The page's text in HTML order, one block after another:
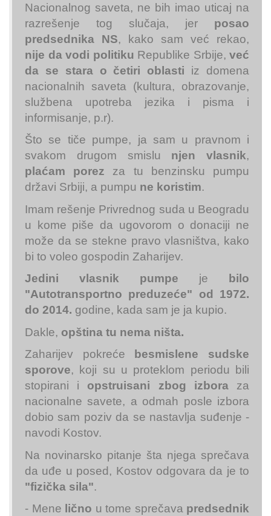
Nacionalnog saveta, ne bih imao uticaj na
razrešenje tog slučaja, jer posao
predsednika NS, kako sam već rekao,
nije da vodi politiku Republike Srbije, već
da se stara o četiri oblasti iz domena
nacionalnih saveta (kultura, obrazovanje,
službena upotreba jezika i pisma i
informisanje, p.r).
Što se tiče pumpe, ja sam u pravnom i
svakom drugom smislu njen vlasnik,
plaćam porez za tu benzinsku pumpu
državi Srbiji, a pumpu ne koristim.
Imam rešenje Privrednog suda u Beogradu
u kome piše da ugovorom o donaciji ne
može da se stekne pravo vlasništva, kako
bi to voleo gospodin Zaharijev.
Jedini vlasnik pumpe je
bilo
"Autotransportno preduzeće" od 1972.
do 2014. godine, kada sam je ja kupio.
Dakle, opština tu nema ništa.
Zaharijev pokreće
besmislene sudske
sporove, koji su u proteklom periodu bili
stopirani i opstruisani zbog izboraza
nacionalne savete, a odmah posle izbora
dobio sam poziv da se nastavlja suđenje -
navodi Kostov.
Na novinarsko pitanje šta njega sprečava
da uđe u posed, Kostov odgovara da je to
"fizička sila".
- Mene lično u tome sprečava predsednik